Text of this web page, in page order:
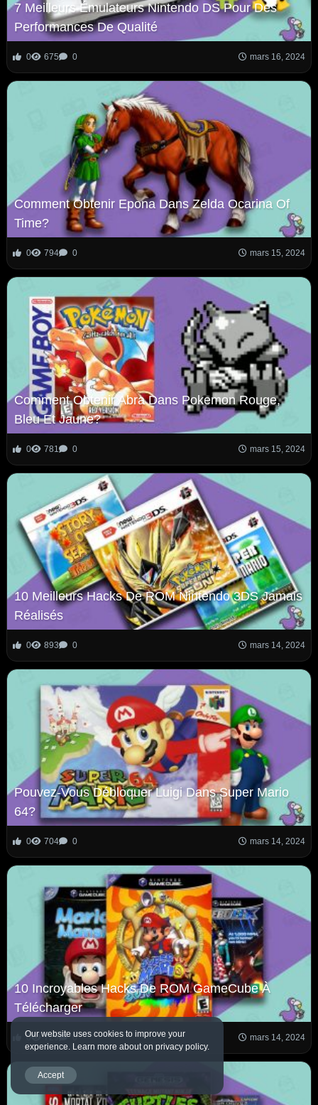
7 Meilleurs Émulateurs Nintendo DS Pour Des
Performances De Qualité
0 675 0 mars 16, 2024
Comment Obtenir Epona Dans Zelda Ocarina Of
Time?
0 794 0 mars 15, 2024
Comment Obtenir Abra Dans Pokemon Rouge,
Bleu Et Jaune?
0 781 0 mars 15, 2024
10 Meilleurs Hacks De ROM Nintendo 3DS Jamais
Réalisés
0 893 0 mars 14, 2024
Pouvez-Vous Débloquer Luigi Dans Super Mario
64?
0 704 0 mars 14, 2024
10 Incroyables Hacks De ROM GameCube À
Télécharger
0 729 0 mars 14, 2024
Our website uses cookies to improve your
experience. Learn more about on privacy policy.
Accept